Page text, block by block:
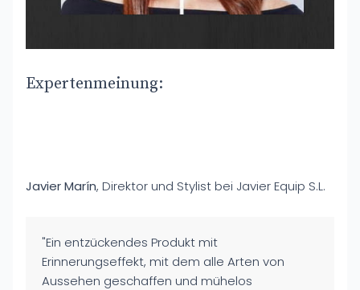
Expertenmeinung:
Javier Marín, Direktor und Stylist bei Javier Equip S.L.
"Ein entzückendes Produkt mit
Erinnerungseffekt, mit dem alle Arten von
Aussehen geschaffen und mühelos